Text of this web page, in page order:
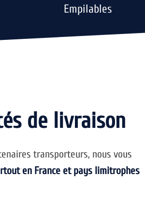
Empilables
de livraison
transporteurs, nous vous
en France et pays limitrophes